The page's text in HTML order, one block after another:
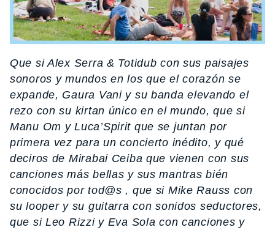
Que si Alex Serra & Totidub con sus paisajes
sonoros y mundos en los que el corazón se
expande, Gaura Vani y su banda elevando el
rezo con su kirtan único en el mundo, que si
Manu Om y Luca’Spirit que se juntan por
primera vez para un concierto inédito, y qué
deciros de Mirabai Ceiba que vienen con sus
canciones más bellas y sus mantras bién
conocidos por tod@s , que si Mike Rauss con
su looper y su guitarra con sonidos seductores,
que si Leo Rizzi y Eva Sola con canciones y